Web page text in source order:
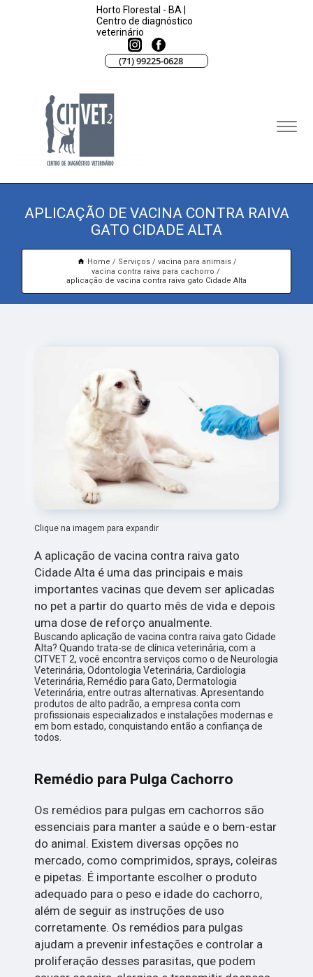
Horto Florestal - BA |
Centro de diagnóstico
veterinário
(71) 99225-0628
APLICAÇÃO DE VACINA CONTRA RAIVA
GATO CIDADE ALTA
Home Serviços
vacina para animais
vacina contra raiva para cachorro
aplicação de vacina contra raiva gato Cidade Alta
Clique na imagem para expandir
A aplicação de vacina contra raiva gato
Cidade Alta é uma das principais e mais
importantes vacinas que devem ser aplicadas
no pet a partir do quarto mês de vida e depois
uma dose de reforço anualmente.
Buscando aplicação de vacina contra raiva gato Cidade
Alta? Quando trata-se de clínica veterinária, com a
CITVET 2, você encontra serviços como o de Neurologia
Veterinária, Odontologia Veterinária, Cardiologia
Veterinária, Remédio para Gato, Dermatologia
Veterinária, entre outras alternativas. Apresentando
produtos de alto padrão, a empresa conta com
profissionais especializados e instalações modernas e
em bom estado, conquistando então a confiança de
todos.
Remédio para Pulga Cachorro
Os remédios para pulgas em cachorros são
essenciais para manter a saúde e o bem-estar
do animal. Existem diversas opções no
mercado, como comprimidos, sprays, coleiras
e pipetas. É importante escolher o produto
adequado para o peso e idade do cachorro,
além de seguir as instruções de uso
corretamente. Os remédios para pulgas
ajudam a prevenir infestações e controlar a
proliferação desses parasitas, que podem